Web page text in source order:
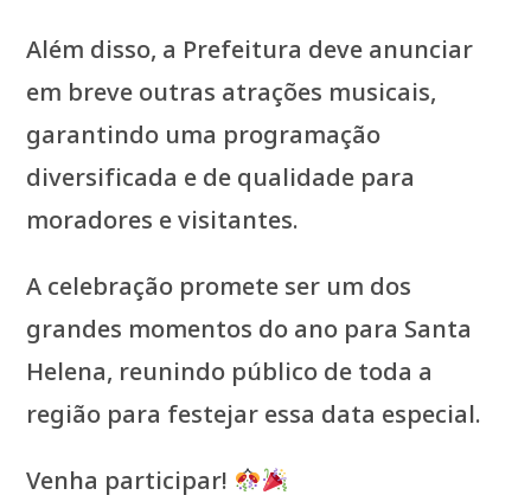
Além disso, a Prefeitura deve anunciar
em breve outras atrações musicais,
garantindo uma programação
diversificada e de qualidade para
moradores e visitantes.
A celebração promete ser um dos
grandes momentos do ano para Santa
Helena, reunindo público de toda a
região para festejar essa data especial.
Venha participar!